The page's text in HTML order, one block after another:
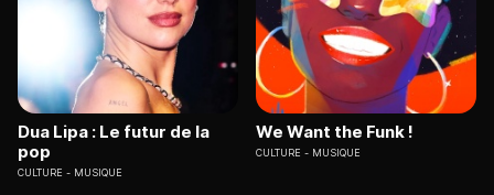
Dua Lipa : Le futur de la
pop
CULTURE MUSIQUE
We Want the Funk !
CULTURE MUSIQUE